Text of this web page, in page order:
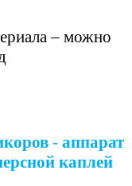
– можно
- аппарат
каплей